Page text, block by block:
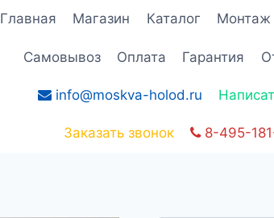
Главная Магазин Каталог Монтаж
Самовывоз Оплата Гарантия
info@moskva-holod.ru
Заказать звонок 8-495-